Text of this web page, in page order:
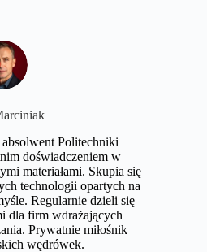
Politechniki
doświadczeniem w
materiałami. Skupia się
technologii opartych na
Regularnie dzieli się
dla firm wdrażających
Prywatnie miłośnik
wędrówek.